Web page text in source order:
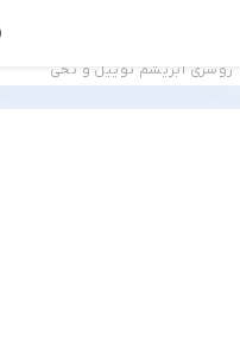
روسرى ابريشم توييل و نخى